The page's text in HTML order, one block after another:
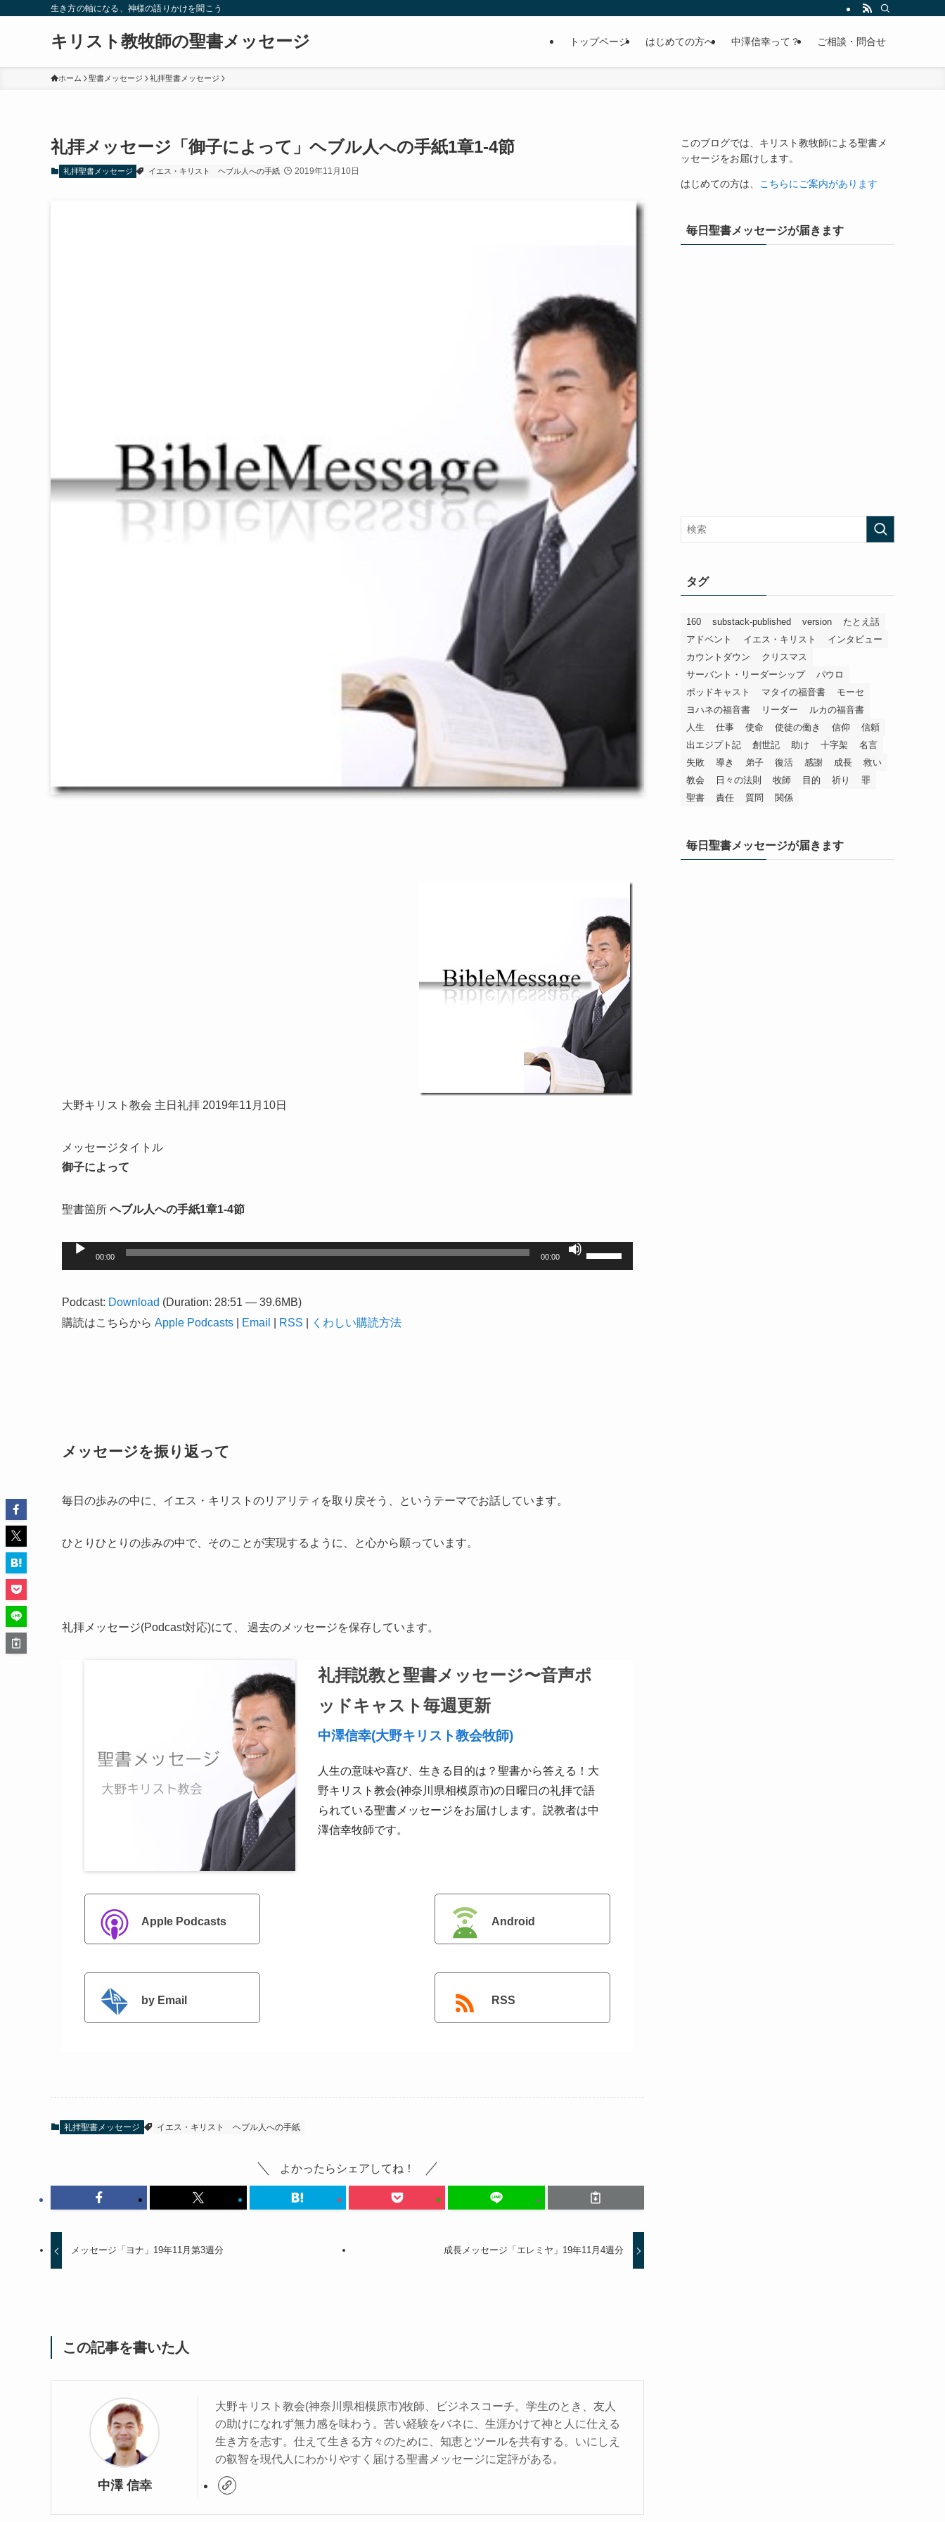
生き方の軸になる、神様の語りかけを聞こう
キリスト教牧師の聖書メッセージ トップページ はじめての方へ 中澤信幸って？ ご相談・問合せ
ホーム 聖書メッセージ 礼拝聖書メッセージ
礼拝メッセージ「御子によって」ヘブル人への手紙1章1-4節
礼拝聖書メッセージ イエス・キリスト ヘブル人への手紙 2019年11月10日
大野キリスト教会 主日礼拝 2019年11月10日
メッセージタイトル
御子によって
聖書箇所 ヘブル人への手紙1章1-4節
声
ー
00:00 00:00
ボ
リ
さ
い。
Podcast: Download (Duration: 28:51 — 39.6MB)
購読はこちらから Apple Podcasts Email RSS くわしい購読方法
メッセージを振り返って
毎日の歩みの中に、イエス・キリストのリアリティを取り戻そう、というテーマでお話しています。
ひとりひとりの歩みの中で、そのことが実現するように、と心から願っています。
礼拝メッセージ(Podcast対応)にて、 過去のメッセージを保存しています。
礼拝説教と聖書メッセージ〜音声ポ
ッドキャスト毎週更新
中澤信幸(大野キリスト教会牧師)
人生の意味や喜び、生きる目的は？聖書から答える！大
野キリスト教会(神奈川県相模原市)の日曜日の礼拝で語
られている聖書メッセージをお届けします。説教者は中
澤信幸牧師です。
Apple Podcasts Android
by Email RSS
礼拝聖書メッセージ イエス・キリスト ヘブル人への手紙
よかったらシェアしてね！
メッセージ「ヨナ」19年11月第3週分 成長メッセージ「エレミヤ」19年11月4週分
この記事を書いた人
中澤 信幸
大野キリスト教会(神奈川県相模原市)牧師、ビジネスコーチ。学生のとき、友人
の助けになれず無力感を味わう。苦い経験をバネに、生涯かけて神と人に仕える
生き方を志す。仕えて生きる方々のために、知恵とツールを共有する。いにしえ
の叡智を現代人にわかりやすく届ける聖書メッセージに定評がある。
このブログでは、キリスト教牧師による聖書メ
ッセージをお届けします。
はじめての方は、 こちらにご案内があります
毎日聖書メッセージが届きます
タグ
160 substack-published version
たとえ話
アドベント
イエス・キリスト
インタビュー
カウントダウン
クリスマス
サーバント・リーダーシップ
パウロ
ポッドキャスト
マタイの福音書
モーセ
ヨハネの福音書
リーダー
ルカの福音書
人生
仕事 使命 使徒の働き 信仰
信頼
出エジプト記
創世記 助け 十字架
名言
失敗
導き 弟子 復活 感謝 成長
救い
教会
日々の法則 牧師 目的 祈り
罪
聖書
責任 質問 関係
毎日聖書メッセージが届きます